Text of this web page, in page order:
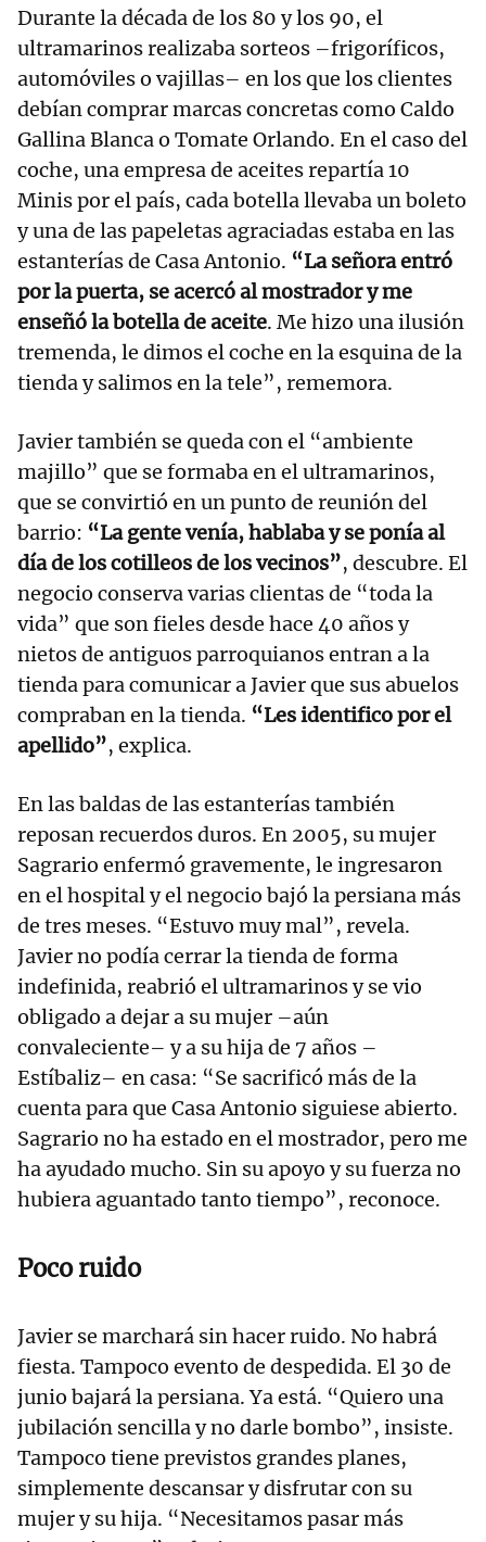
Durante la década de los 80 y los 90, el
ultramarinos realizaba sorteos –frigoríficos,
automóviles o vajillas– en los que los clientes
debían comprar marcas concretas como Caldo
Gallina Blanca o Tomate Orlando. En el caso del
coche, una empresa de aceites repartía 10
Minis por el país, cada botella llevaba un boleto
y una de las papeletas agraciadas estaba en las
estanterías de Casa Antonio. “La señora entró
por la puerta, se acercó al mostrador y me
enseñó la botella de aceite. Me hizo una ilusión
tremenda, le dimos el coche en la esquina de la
tienda y salimos en la tele”, rememora.
Javier también se queda con el “ambiente
majillo” que se formaba en el ultramarinos,
que se convirtió en un punto de reunión del
barrio: “La gente venía, hablaba y se ponía al
día de los cotilleos de los vecinos”, descubre. El
negocio conserva varias clientas de “toda la
vida” que son fieles desde hace 40 años y
nietos de antiguos parroquianos entran a la
tienda para comunicar a Javier que sus abuelos
compraban en la tienda. “Les identifico por el
apellido”, explica.
En las baldas de las estanterías también
reposan recuerdos duros. En 2005, su mujer
Sagrario enfermó gravemente, le ingresaron
en el hospital y el negocio bajó la persiana más
de tres meses. “Estuvo muy mal”, revela.
Javier no podía cerrar la tienda de forma
indefinida, reabrió el ultramarinos y se vio
obligado a dejar a su mujer –aún
convaleciente– y a su hija de 7 años –
Estíbaliz– en casa: “Se sacrificó más de la
cuenta para que Casa Antonio siguiese abierto.
Sagrario no ha estado en el mostrador, pero me
ha ayudado mucho. Sin su apoyo y su fuerza no
hubiera aguantado tanto tiempo”, reconoce.
Poco ruido
Javier se marchará sin hacer ruido. No habrá
fiesta. Tampoco evento de despedida. El 30 de
junio bajará la persiana. Ya está. “Quiero una
jubilación sencilla y no darle bombo”, insiste.
Tampoco tiene previstos grandes planes,
simplemente descansar y disfrutar con su
mujer y su hija. “Necesitamos pasar más